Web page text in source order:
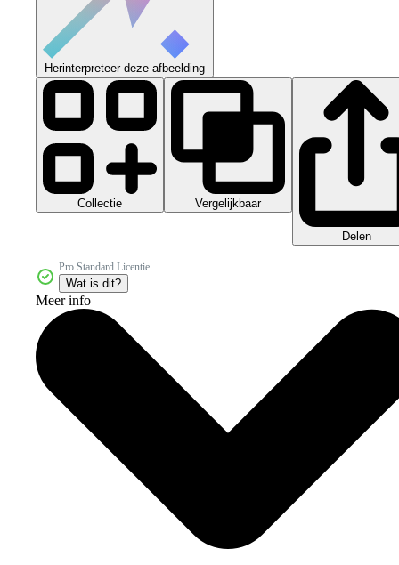
Herinterpreteer deze afbeelding
Collectie Vergelijkbaar
Delen
Pro Standard Licentie
Wat is dit?
Meer info